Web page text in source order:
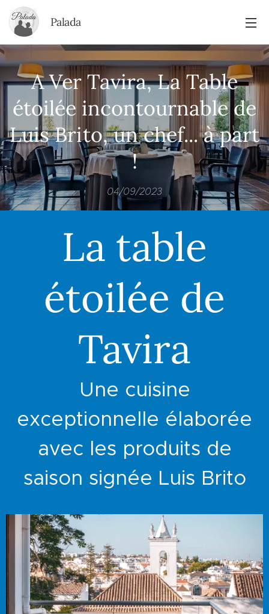
Palada
A Ver Tavira, La Table
étoilée incontournable de
Luis Brito, un chef... à part
!
04/09/2023
La table
étoilée de
Tavira
Une cuisine
exceptionnelle élaborée
avec les produits de
saison signée Luis Brito